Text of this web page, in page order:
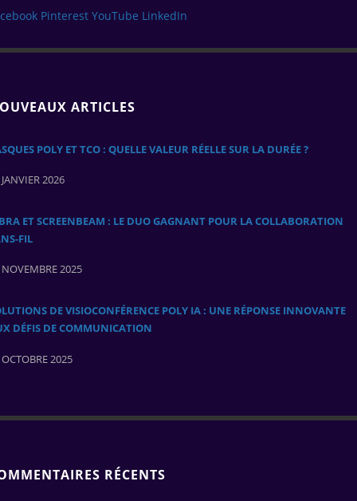
Pinterest YouTube LinkedIn
ARTICLES
POLY ET TCO : QUELLE VALEUR RÉELLE SUR LA DURÉE ?
2026
ET SCREENBEAM : LE DUO GAGNANT POUR LA COLLABORATION
2025
DE VISIOCONFÉRENCE POLY IA : UNE RÉPONSE INNOVANTE
DÉFIS DE COMMUNICATION
2025
RÉCENTS